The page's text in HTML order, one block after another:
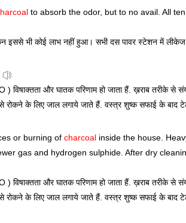
to absorb the odor, but to no avail. All
भी कोई लाभ नहीं हुआ। सभी दस पावर स्टेशन में लीकेज
और घातक परिणाम हो जाता हैं. ख़राब तरीके से
के लिए जाल लगाये जाते हैं. वस्त्र शुष्क सफाई के बाद
or burning of charcoal inside the house.
gas and hydrogen sulphide. After dry
और घातक परिणाम हो जाता हैं. ख़राब तरीके से
के लिए जाल लगाये जाते हैं. वस्त्र शुष्क सफाई के बाद